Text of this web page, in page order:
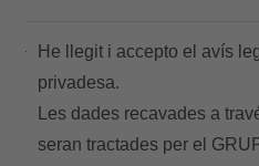
He llegit i accepto el avís
privadesa.
Les dades recavades a
seran tractades per el